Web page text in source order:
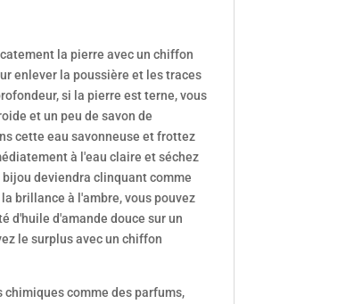
la pierre avec un chiffon
enlever la poussière et les traces
si la pierre est terne, vous
et un peu de savon de
cette eau savonneuse et frottez
à l'eau claire et séchez
deviendra clinquant comme
brillance à l'ambre, vous pouvez
d'huile d'amande douce sur un
le surplus avec un chiffon
chimiques comme des parfums,